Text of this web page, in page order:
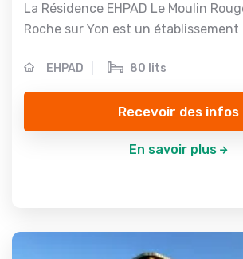
La Résidence EHPAD Le Moulin
Roche sur Yon est un établissement
EHPAD 80 lits
Recevoir des infos
En savoir plus